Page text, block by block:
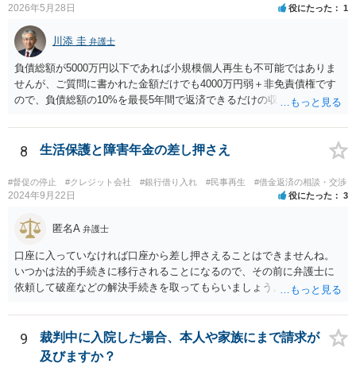
とをご検討下さい（改正民法が適用される事案の場合、参考のパンフ
レットに記載されているように、極度額（上限額）の定めのない個人
の根保証契約にあたり、無効となる可能性もあります）。 なお、手
もとに契約書がない場合には、相手の弁護士に、あなたが連帯保証人
と記載されている契約書のコピーの提供を求めてみましょう。 （参
考）民法改正のパンフレット（保証乃ルール）法務省 https://www.moj.
go.jp/content/001254262.pdf
2026年5月28日 役にたった 1
川添 圭 弁護士
負債総額が5000万円以下であれば小規模個人再生も不可能ではありま
せんが、ご質問に書かれた金額だけでも4000万円弱＋非免責債権です
ので、負債総額の10%を最長5年間で返済できるだけの収入があるのか
クリアできるか（具体的には負債総額の過半数を占める債権者がいる
かどうか、債権者が力を合わせて不同意に持っていく可能性がないか
どうか）が問題でしょう。公開の相談では詳しい事情がわかりません
ので、弁護士へ直接相談した方がよいと思います。
8 生活保護と障害年金の差し押さえ
#督促の停止 #クレジット会社 #銀行借り入れ #民事再生 #借金返済の相談・交渉
2024年9月22日 役にたった 3
匿名A 弁護士
口座に入っていなければ口座から差し押さえることはできませんね。
いつかは法的手続きに移行されることになるので、その前に弁護士に
依頼して破産などの解決手続きを取ってもらいましょう。
9
裁判中に入院した場合、本人や家族にまで請求が
及びますか？